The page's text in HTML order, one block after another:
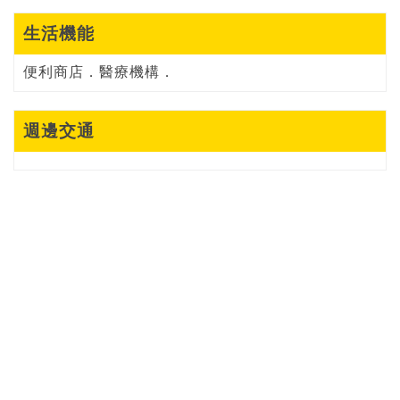
生活機能
便利商店．醫療機構．
週邊交通